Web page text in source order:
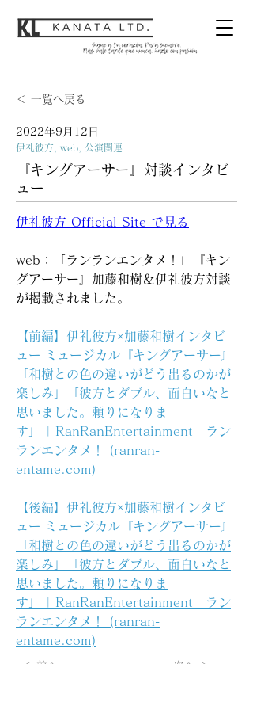
＜ 一覧へ戻る
2022年9月12日
伊礼彼方, web, 公演関連
『キングアーサー』対談インタビ
ュー
伊礼彼方 Official Site で見る
web：「ランランエンタメ！」『キン
グアーサー』加藤和樹＆伊礼彼方対談
が掲載されました。
【前編】伊礼彼方×加藤和樹インタビ
ュー ミュージカル『キングアーサー』
「和樹との色の違いがどう出るのかが
楽しみ」「彼方とダブル、面白いなと
思いました。頼りになりま
す」 | RanRanEntertainment　ラン
ランエンタメ！ (ranran-
entame.com)
【後編】伊礼彼方×加藤和樹インタビ
ュー ミュージカル『キングアーサー』
「和樹との色の違いがどう出るのかが
楽しみ」「彼方とダブル、面白いなと
思いました。頼りになりま
す」 | RanRanEntertainment　ラン
ランエンタメ！ (ranran-
entame.com)
＜ 前へ 次へ ＞